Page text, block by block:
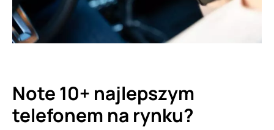
Note 10+ najlepszym
telefonem na rynku?